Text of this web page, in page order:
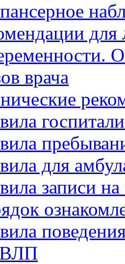
для
врача
для
записи